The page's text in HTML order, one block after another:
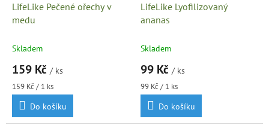
LifeLike Pečené ořechy v
medu
Skladem
159 Kč / ks
Měrná
cena:
159 Kč / 1 ks
Do košíku
LifeLike Lyofilizovaný
ananas
Skladem
99 Kč / ks
Měrná
cena:
99 Kč / 1 ks
Do košíku